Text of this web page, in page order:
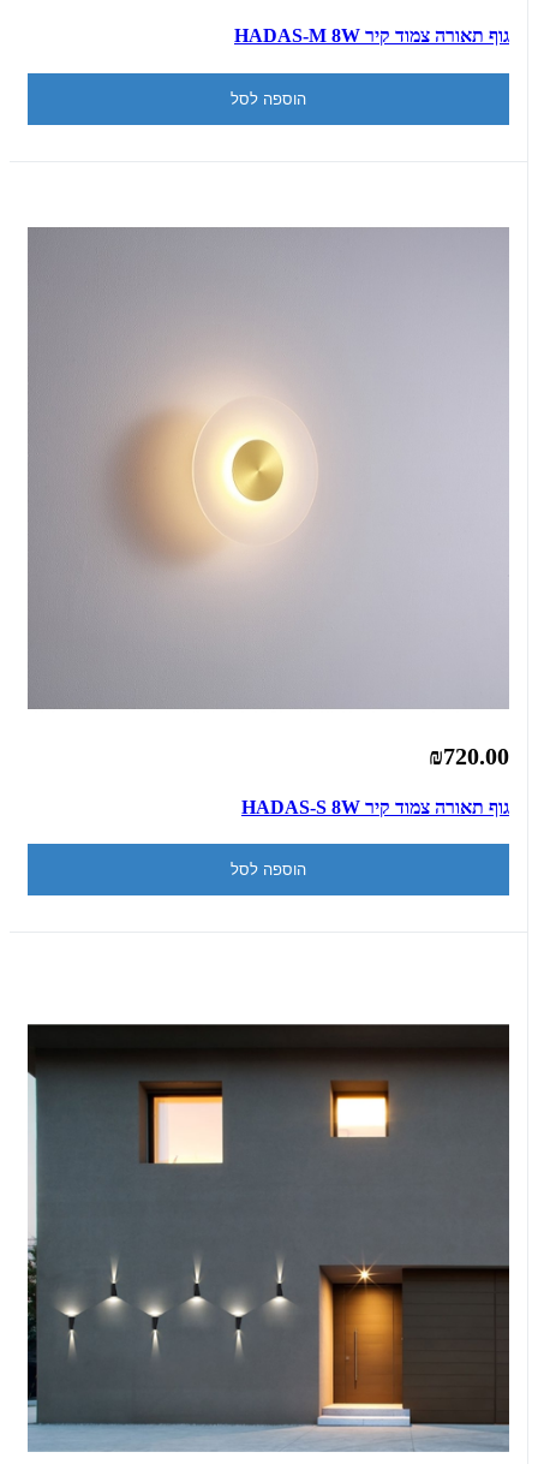
גוף תאורה צמוד קיר HADAS-M 8W
הוספה לסל
₪720.00
גוף תאורה צמוד קיר HADAS-S 8W
הוספה לסל